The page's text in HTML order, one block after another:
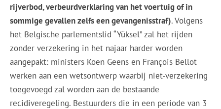
rijverbod, verbeurdverklaring van het voertuig of in
sommige gevallen zelfs een gevangenisstraf). Volgens
het Belgische parlementslid “Yüksel” zal het rijden
zonder verzekering in het najaar harder worden
aangepakt: ministers Koen Geens en François Bellot
werken aan een wetsontwerp waarbij niet-verzekering
toegevoegd zal worden aan de bestaande
recidiveregeling. Bestuurders die in een periode van 3